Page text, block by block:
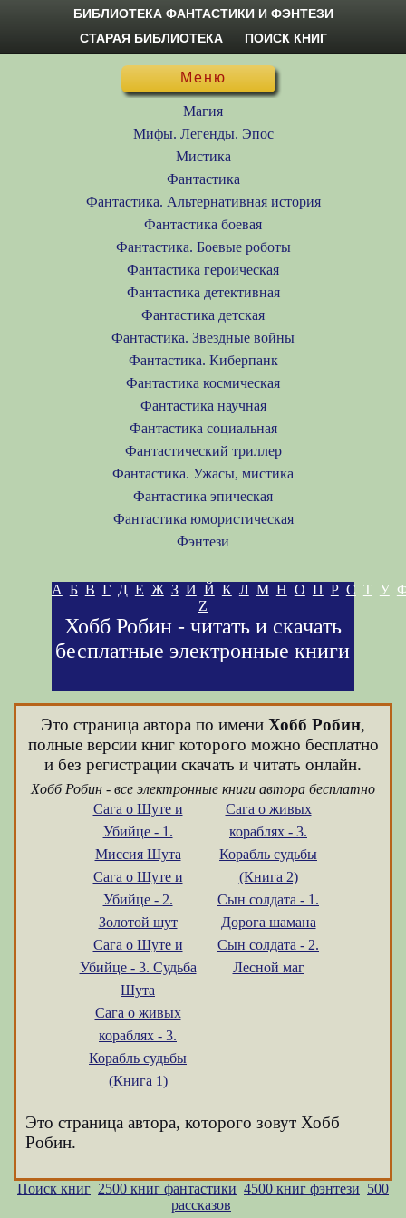
БИБЛИОТЕКА ФАНТАСТИКИ И ФЭНТЕЗИ
СТАРАЯ БИБЛИОТЕКА
ПОИСК КНИГ
Меню
Магия
Мифы. Легенды. Эпос
Мистика
Фантастика
Фантастика. Альтернативная история
Фантастика боевая
Фантастика. Боевые роботы
Фантастика героическая
Фантастика детективная
Фантастика детская
Фантастика. Звездные войны
Фантастика. Киберпанк
Фантастика космическая
Фантастика научная
Фантастика социальная
Фантастический триллер
Фантастика. Ужасы, мистика
Фантастика эпическая
Фантастика юмористическая
Фэнтези
А Б В Г Д Е Ж З И Й К Л М Н О П Р С Т У
Z
Хобб Робин - читать и скачать
бесплатные электронные книги
Это страница автора по имени Хобб Робин,
полные версии книг которого можно бесплатно
и без регистрации скачать и читать онлайн.
Хобб Робин - все электронные книги автора бесплатно
Сага о Шуте и
Убийце - 1.
Миссия Шута
Сага о Шуте и
Убийце - 2.
Золотой шут
Сага о Шуте и
Убийце - 3. Судьба
Шута
Сага о живых
кораблях - 3.
Корабль судьбы
(Книга 1)
Сага о живых
кораблях - 3.
Корабль судьбы
(Книга 2)
Сын солдата - 1.
Дорога шамана
Сын солдата - 2.
Лесной маг
Это страница автора, которого зовут Хобб
Робин.
Поиск книг 2500 книг фантастики 4500 книг фэнтези 500
рассказов